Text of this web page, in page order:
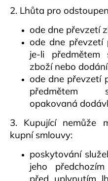
2. Lhůta pro
ode dne převzetí
ode dne převzetí
je-li předmětem
zboží nebo
ode dne převzetí
předmětem
opakovaná
3. Kupující nemůže
kupní smlouvy:
poskytování
jeho
před uplynutím